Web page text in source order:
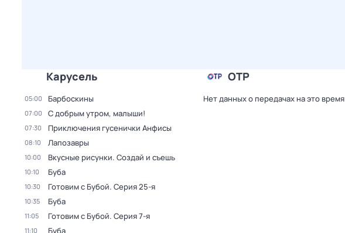
Карусель
05:00 Барбоскины
07:00 С добрым утром, малыши!
07:30 Приключения гусенички Анфисы
08:10 Лапозавры
10:00 Вкусные рисунки. Создай и съешь
10:10 Буба
10:30 Готовим с Бубой. Серия 25-я
10:35 Буба
11:05 Готовим с Бубой. Серия 7-я
11:10 Буба
ОТР
Нет данных о передачах на это время